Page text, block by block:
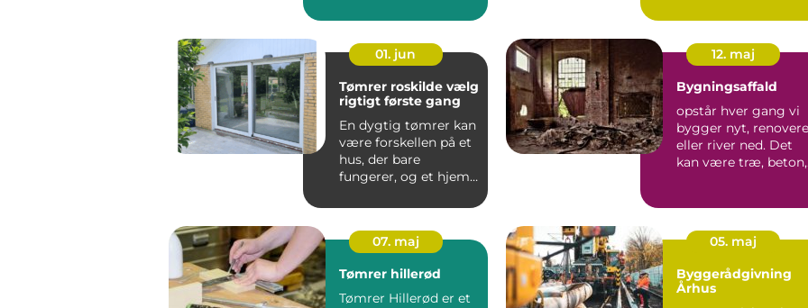
laveste pris. En...
01. jun
Tømrer roskilde vælg
rigtigt første gang
En dygtig tømrer kan
være forskellen på et
hus, der bare
fungerer, og et hjem,
...
12. maj
Bygningsaffald
opstår hver gang vi
bygger nyt,
eller river ned. Det
kan være træ, beton,
07. maj
Tømrer hillerød
Tømrer Hillerød er et
05. maj
Byggerådgivning
Århus